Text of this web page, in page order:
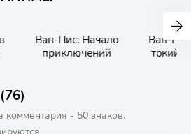
Пис: Начало
приключений
Ван-Пис на
токийской
- 50 знаков.